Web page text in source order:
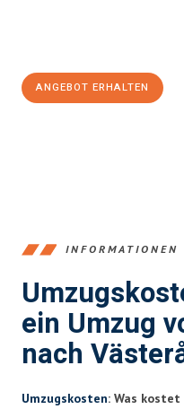
ANGEBOT ERHALTEN
INFORMATIONEN
ein Umzug
nach
Umzugskosten: Was kostet